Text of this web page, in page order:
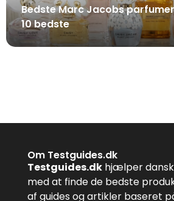
Bedste Marc Jacobs
10 bedste
Om Testguides.dk
Testguides.dk hjælper
med at finde de bedste
af guides og artikler baseret